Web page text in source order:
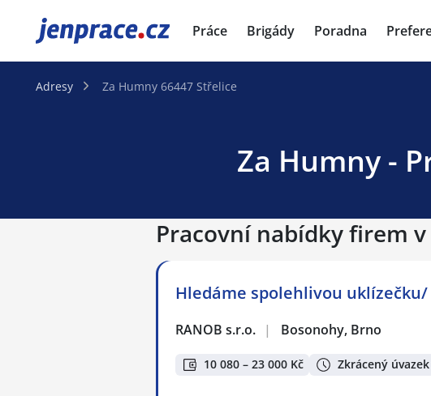
JenPráce.cz Práce Brigády Poradna
Adresy Za Humny 66447 Střelice
Za Humny -
Pracovní nabídky firem
Hledáme spolehlivou uklízečku/
RANOB s.r.o. | Bosonohy, Brno
10 080 – 23 000 Kč Zkrácený úvazek